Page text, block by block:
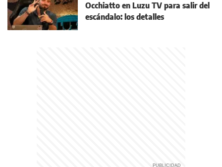
Occhiatto en Luzu TV para salir del
escándalo: los detalles